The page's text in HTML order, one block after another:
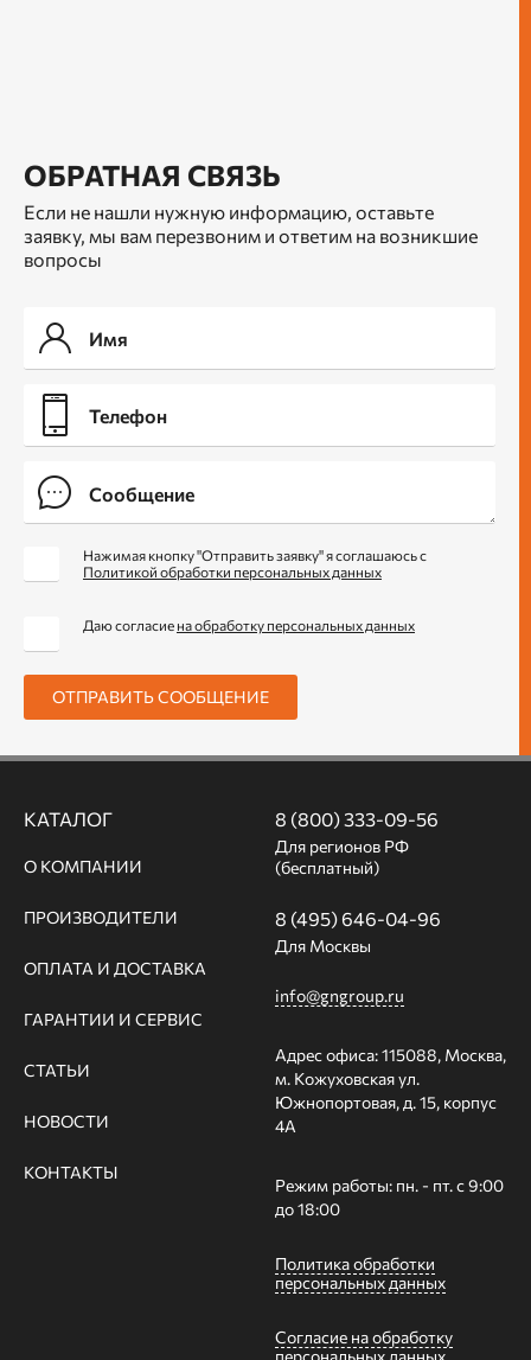
ОБРАТНАЯ СВЯЗЬ
Если не нашли нужную информацию, оставьте
заявку, мы вам перезвоним и ответим на возникшие
вопросы
Нажимая кнопку "Отправить заявку" я соглашаюсь с
Политикой обработки персональных данных
Даю согласие на обработку персональных данных
ОТПРАВИТЬ СООБЩЕНИЕ
КАТАЛОГ
О КОМПАНИИ
ПРОИЗВОДИТЕЛИ
ОПЛАТА И ДОСТАВКА
ГАРАНТИИ И СЕРВИС
СТАТЬИ
НОВОСТИ
КОНТАКТЫ
8 (800) 333-09-56
Для регионов РФ
(бесплатный)
8 (495) 646-04-96
Для Москвы
info@gngroup.ru
Адрес офиса: 115088, Москва,
м. Кожуховская ул.
Южнопортовая, д. 15, корпус
4А
Режим работы: пн. - пт. с 9:00
до 18:00
Политика обработки
персональных данных
Согласие на обработку
персональных данных